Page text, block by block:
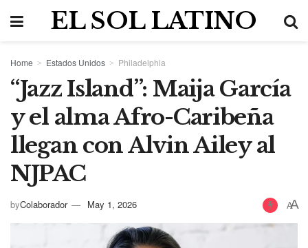
EL SOL LATINO
Home Estados Unidos Philadelphia
“Jazz Island”: Maija García
y el alma Afro-Caribeña
llegan con Alvin Ailey al
NJPAC
byColaborador May 1, 2026 AA